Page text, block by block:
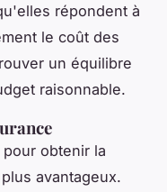
répondent à
le coût des
un équilibre
raisonnable.
obtenir la
avantageux.